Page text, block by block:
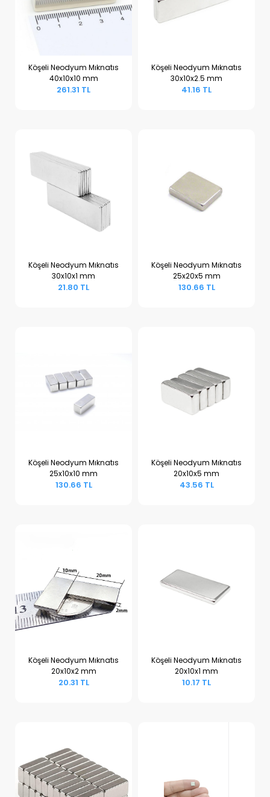
Sepete Ekle
Köşeli Neodyum Mıknatıs
40x10x10 mm
261.31 TL
Sepete Ekle
Köşeli Neodyum Mıknatıs
30x10x2.5 mm
41.16 TL
Sepete Ekle
Köşeli Neodyum Mıknatıs
30x10x1 mm
21.80 TL
Sepete Ekle
Köşeli Neodyum Mıknatıs
25x20x5 mm
130.66 TL
Sepete Ekle
Köşeli Neodyum Mıknatıs
25x10x10 mm
130.66 TL
Sepete Ekle
Köşeli Neodyum Mıknatıs
20x10x5 mm
43.56 TL
Sepete Ekle
Köşeli Neodyum Mıknatıs
20x10x2 mm
20.31 TL
Sepete Ekle
Köşeli Neodyum Mıknatıs
20x10x1 mm
10.17 TL